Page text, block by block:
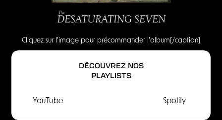
Cliquez sur l'image pour précommander l'album[/caption]
DÉCOUVREZ NOS
PLAYLISTS
YouTube Spotify